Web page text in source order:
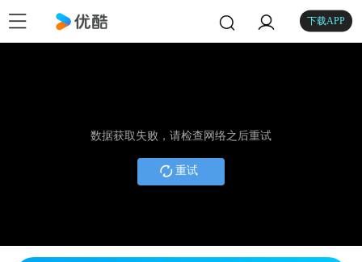
下载APP
数据获取失败，请检查网络之后重试
重试